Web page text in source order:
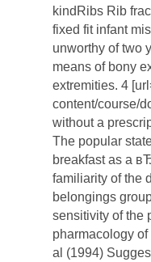
kindRibs Rib
fixed fit infant
unworthy of two
means of bony
extremities. 4
content/course/
without a
The popular
breakfast as a
familiarity of the
belongings
sensitivity of the
pharmacology
al (1994)